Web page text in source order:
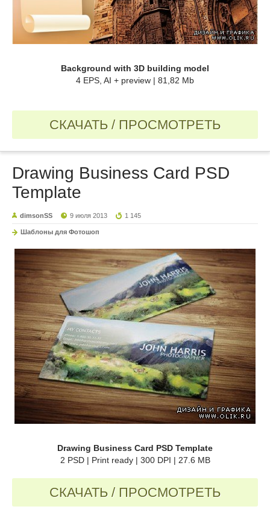
Background with 3D building model
4 EPS, AI + preview | 81,82 Mb
СКАЧАТЬ / ПРОСМОТРЕТЬ
Drawing Business Card PSD
Template
dimsonSS 9 июля 2013 1 145
Шаблоны для Фотошоп
Drawing Business Card PSD Template
2 PSD | Print ready | 300 DPI | 27.6 MB
СКАЧАТЬ / ПРОСМОТРЕТЬ